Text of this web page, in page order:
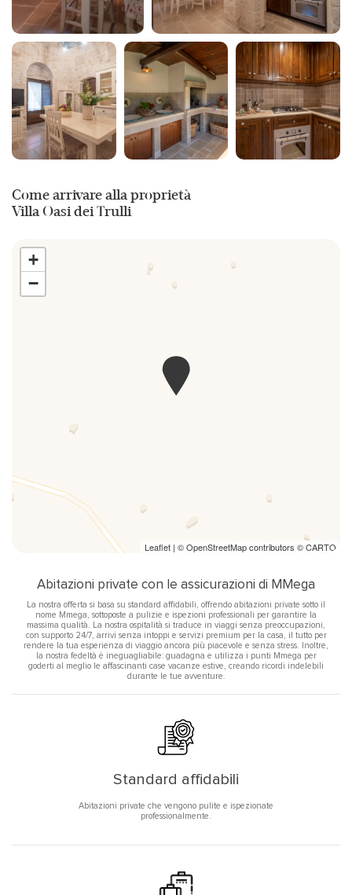
Rilevatore di monossido di carbonio
Riscaldamento
Romantico
Sedie stanza da pranzo
Seggiolone
Soggiorno
Come arrivare alla proprietà
Villa Oasi dei Trulli
+
−
Leaflet | ©OpenStreetMapcontributors ©CARTO
Abitazioni private con le assicurazioni di MMega
La nostra offerta si basa su standard affidabili, offrendo abitazioni private sotto il
nome Mmega, sottoposte a pulizie e ispezioni professionali per garantire la
massima qualità. La nostra ospitalità si traduce in viaggi senza preoccupazioni,
con supporto 24/7, arrivi senza intoppi e servizi premium per la casa, il tutto per
rendere la tua esperienza di viaggio ancora più piacevole e senza stress. Inoltre,
la nostra fedeltà è ineguagliabile: guadagna e utilizza i punti Mmega per
goderti al meglio le affascinanti case vacanze estive, creando ricordi indelebili
durante le tue avventure.
Standard affidabili
Abitazioni private che vengono pulite e ispezionate
professionalmente.